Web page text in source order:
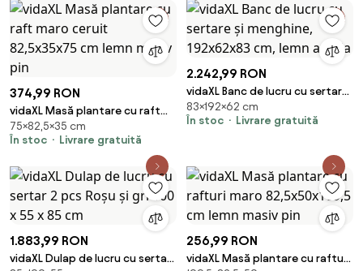
374,99 RON
vidaXL Masă plantare cu raft
maro ceruit 82,5x35x75 cm
lemn masiv pin
75×82,5×35 cm
În stoc
Livrare gratuită
2.242,99 RON
vidaXL Banc de lucru cu sertare
și menghine, 192x62x83 cm,
lemn acacia
83×192×62 cm
În stoc
Livrare gratuită
1.883,99 RON
vidaXL Dulap de lucru cu sertar
256,99 RON
vidaXL Masă plantare cu rafturi